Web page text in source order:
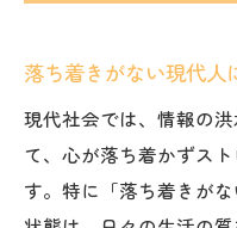
落ち着きがない現代人
現代社会では、情報の
て、心が落ち着かずス
す。特に「落ち着きが